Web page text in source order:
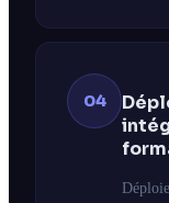
04